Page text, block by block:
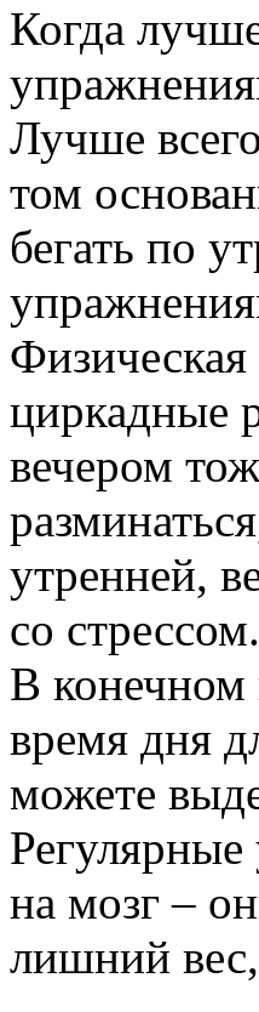
Когда
Лучше
том
бегать по
циркадные
вечером
утренней,
со стрессом.
В конечном
время дня
можете
на мозг –
лишний